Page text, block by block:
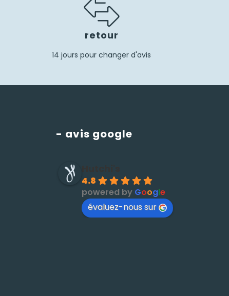
retour
14 jours pour changer d'avis
- avis google
4.8
powered by Google
évaluez-nous sur